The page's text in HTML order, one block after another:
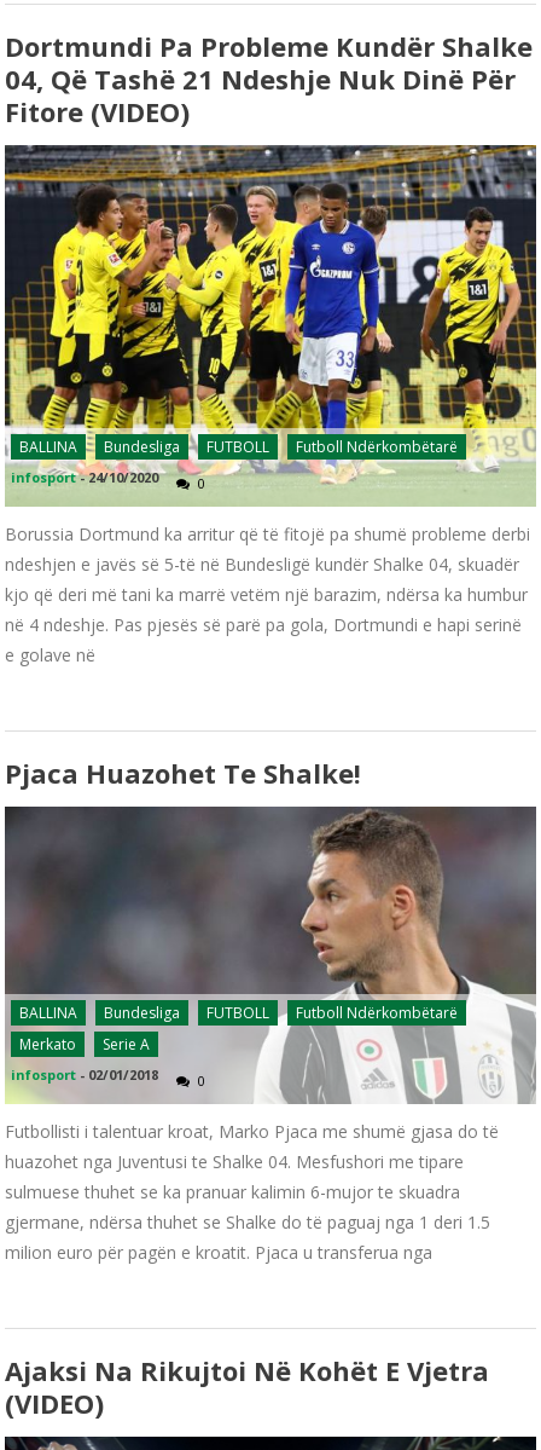
Dortmundi Pa Probleme Kundër Shalke
04, Që Tashë 21 Ndeshje Nuk Dinë Për
Fitore (VIDEO)
BALLINA Bundesliga FUTBOLL Futboll Ndërkombëtarë
infosport -24/10/2020 0
Borussia Dortmund ka arritur që të fitojë pa shumë probleme derbi
ndeshjen e javës së 5-të në Bundesligë kundër Shalke 04, skuadër
kjo që deri më tani ka marrë vetëm një barazim, ndërsa ka humbur
në 4 ndeshje. Pas pjesës së parë pa gola, Dortmundi e hapi serinë
e golave në
Pjaca Huazohet Te Shalke!
BALLINA Bundesliga FUTBOLL
Futboll Ndërkombëtarë
Merkato
Serie A
infosport - 02/01/2018 0
Futbollisti i talentuar kroat, Marko Pjaca me shumë gjasa do të
huazohet nga Juventusi te Shalke 04. Mesfushori me tipare
sulmuese thuhet se ka pranuar kalimin 6-mujor te skuadra
gjermane, ndërsa thuhet se Shalke do të paguaj nga 1 deri 1.5
milion euro për pagën e kroatit. Pjaca u transferua nga
Ajaksi Na Rikujtoi Në Kohët E Vjetra
(VIDEO)